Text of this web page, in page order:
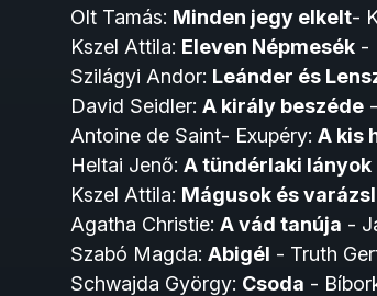
Olt Tamás: Minden jegy elkelt-
Kszel Attila: Eleven Népmesék -
Szilágyi Andor: Leánder és
David Seidler: A király beszéde
Antoine de Saint- Exupéry: A kis
Heltai Jenő: A tündérlaki lányok
Kszel Attila: Mágusok és
Agatha Christie: A vád tanúja -
Szabó Magda: Abigél - Truth
Schwajda György: Csoda -